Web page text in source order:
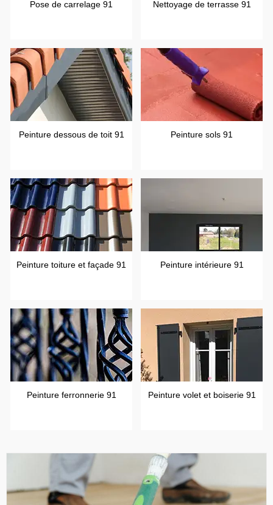
Pose de carrelage 91 Nettoyage de terrasse 91
Peinture dessous de toit 91 Peinture sols 91
Peinture toiture et façade 91 Peinture intérieure 91
Peinture ferronnerie 91 Peinture volet et boiserie 91